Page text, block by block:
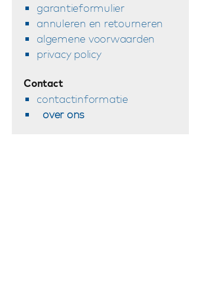
garantieformulier
annuleren en retourneren
algemene voorwaarden
privacy policy
Contact
contactinformatie
over ons